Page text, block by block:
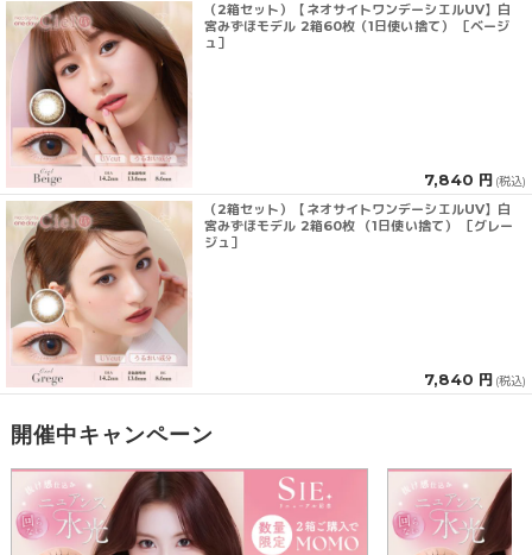
（2箱セット）【ネオサイトワンデーシエルUV】白
宮みずほモデル 2箱60枚（1日使い捨て） ［ベージ
ュ］
7,840 円 (税込)
（2箱セット）【ネオサイトワンデーシエルUV】白
宮みずほモデル 2箱60枚 （1日使い捨て） ［グレー
ジュ］
7,840 円 (税込)
開催中キャンペーン